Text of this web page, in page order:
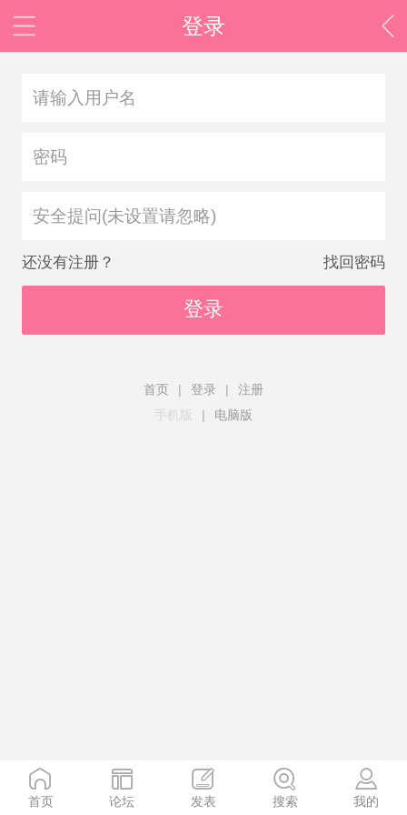
登录
安全提问(未设置请忽略)
还没有注册？ 找回密码
登录
首页 | 登录 |
注册
手机版
| 电脑版
首页 论坛 发表 搜索 我的